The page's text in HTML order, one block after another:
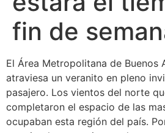
fin de
El Área Metropolitana de Buenos
atraviesa un veranito en pleno
pasajero. Los vientos del norte
completaron el espacio de las
ocupaban esta región del país.